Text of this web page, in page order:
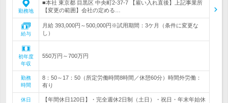
勤務地
■本社 東京都 目黒区 中央町2-37-7 【雇い入れ直後】上記事業所
【変更の範囲】会社の定める…
給与
月給 393,000円～500,000円※試用期間：3ケ月（条件に変更な
し）
初年度
年収
550万円～700万円
勤務
時間
8：50～17：50（所定労働時間8時間／休憩60分）時間外労働：
有り
休日
【年間休日120日】・完全週休2日制（土日）・祝日・年末年始休